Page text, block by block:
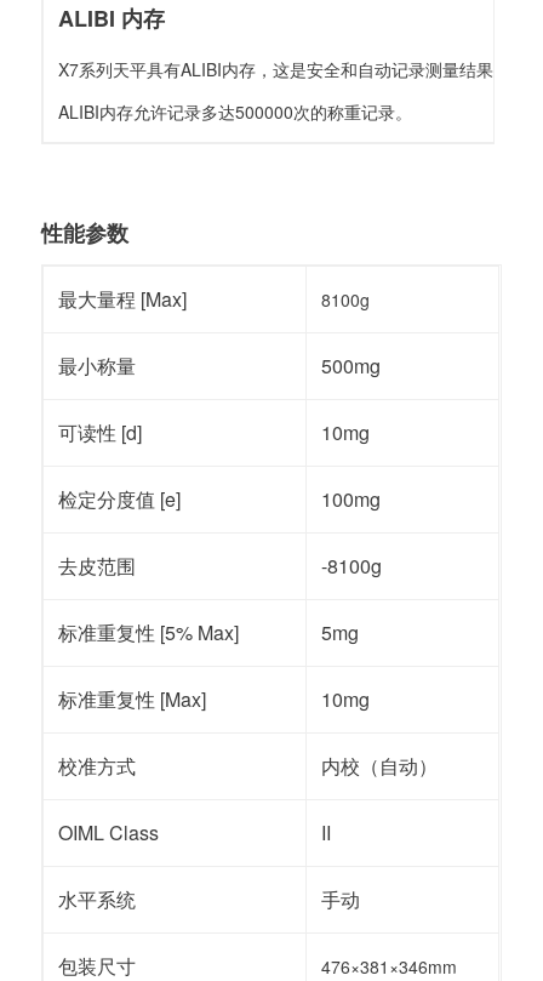
ALIBI 内存
X7系列天平具有ALIBI内存，这是安全和自动记录测量结果的保
ALIBI内存允许记录多达500000次的称重记录。
性能参数
最大量程 [Max] 8100g
最小称量 500mg
可读性 [d] 10mg
检定分度值 [e] 100mg
去皮范围 -8100g
标准重复性 [5% Max] 5mg
标准重复性 [Max] 10mg
校准方式 内校（自动）
OIML Class II
水平系统 手动
包装尺寸 476×381×346mm